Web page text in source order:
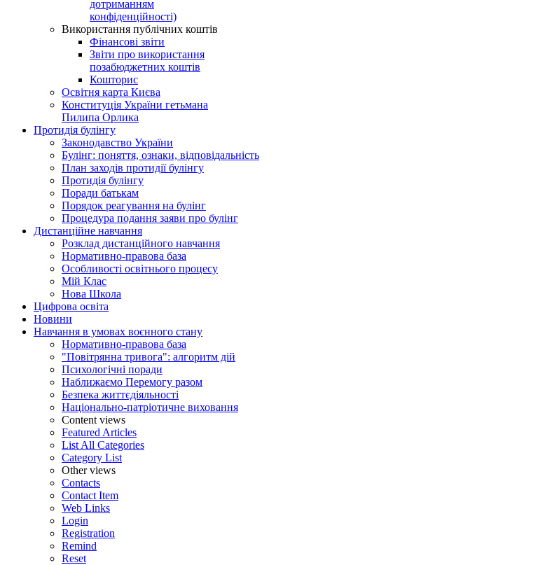
дотриманням
конфіденційності)
Використання публічних коштів
Фінансові звіти
Звіти про використання
позабюджетних коштів
Кошторис
Освітня карта Києва
Конституція України гетьмана
Пилипа Орлика
Протидія булінгу
Законодавство України
Булінг: поняття, ознаки, відповідальність
План заходів протидії булінгу
Протидія булінгу
Поради батькам
Порядок реагування на булінг
Процедура подання заяви про булінг
Дистанційне навчання
Розклад дистанційного навчання
Нормативно-правова база
Особливості освітнього процесу
Мій Клас
Нова Школа
Цифрова освіта
Новини
Навчання в умовах воєнного стану
Нормативно-правова база
"Повітрянна тривога": алгоритм дій
Психологічні поради
Наближаємо Перемогу разом
Безпека життєдіяльності
Національно-патріотичне виховання
Content views
Featured Articles
List All Categories
Category List
Other views
Contacts
Contact Item
Web Links
Login
Registration
Remind
Reset